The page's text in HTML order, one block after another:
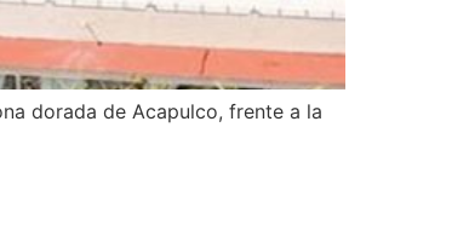
dorada de Acapulco, frente a la